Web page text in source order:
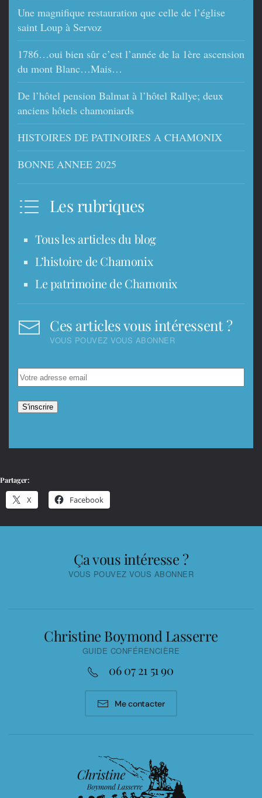
Une magnifique restauration que celle de l’église
saint Loup à Servoz
1786…oui bien sûr c’est l’année de la 1ère ascension
du mont Blanc…Mais…
De l’hôtel pension Balmat à l’hôtel Rallye; deux
anciens hôtels chamoniards
HISTOIRES DE PATINOIRES A CHAMONIX
BONNE ANNEE 2025
Les rubriques
Tous les articles du blog
L’histoire de Chamonix
Le patrimoine de Chamonix
Ces articles vous intéressent ?
VOUS POUVEZ VOUS ABONNER
Partager:
X Facebook
Ça vous intéresse ?
VOUS POUVEZ VOUS ABONNER
Christine Boymond Lasserre
GUIDE CONFÉRENCIÈRE
06 07 21 51 90
Me contacter